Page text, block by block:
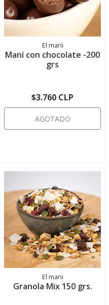
El mani
Maní con chocolate -200
grs
$3.760 CLP
AGOTADO
El mani
Granola Mix 150 grs.